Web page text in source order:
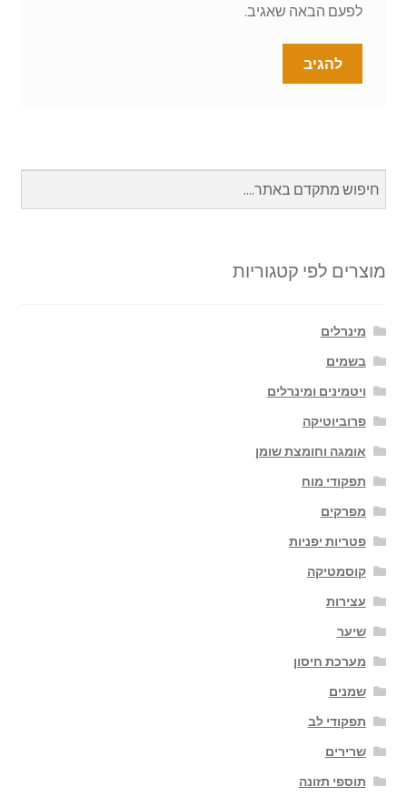
לפעם הבאה שאגיב.
מוצרים לפי קטגוריות
מינרלים
בשמים
ויטמינים ומינרלים
פרוביוטיקה
אומגה וחומצת שומן
תפקודי מוח
מפרקים
פטריות יפניות
קוסמטיקה
עצירות
שיער
מערכת חיסון
שמנים
תפקודי לב
שרירים
תוספי תזונה